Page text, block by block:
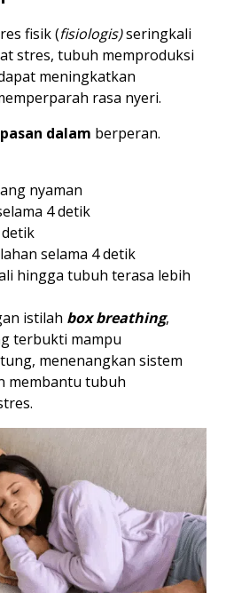
fisik (fisiologis)seringkali
stres, tubuh memproduksi
meningkatkan
rasa nyeri.
dalam berperan.
nyaman
4 detik
selama 4 detik
hingga tubuh terasa lebih
istilah box breathing,
terbukti mampu
menenangkan sistem
membantu tubuh